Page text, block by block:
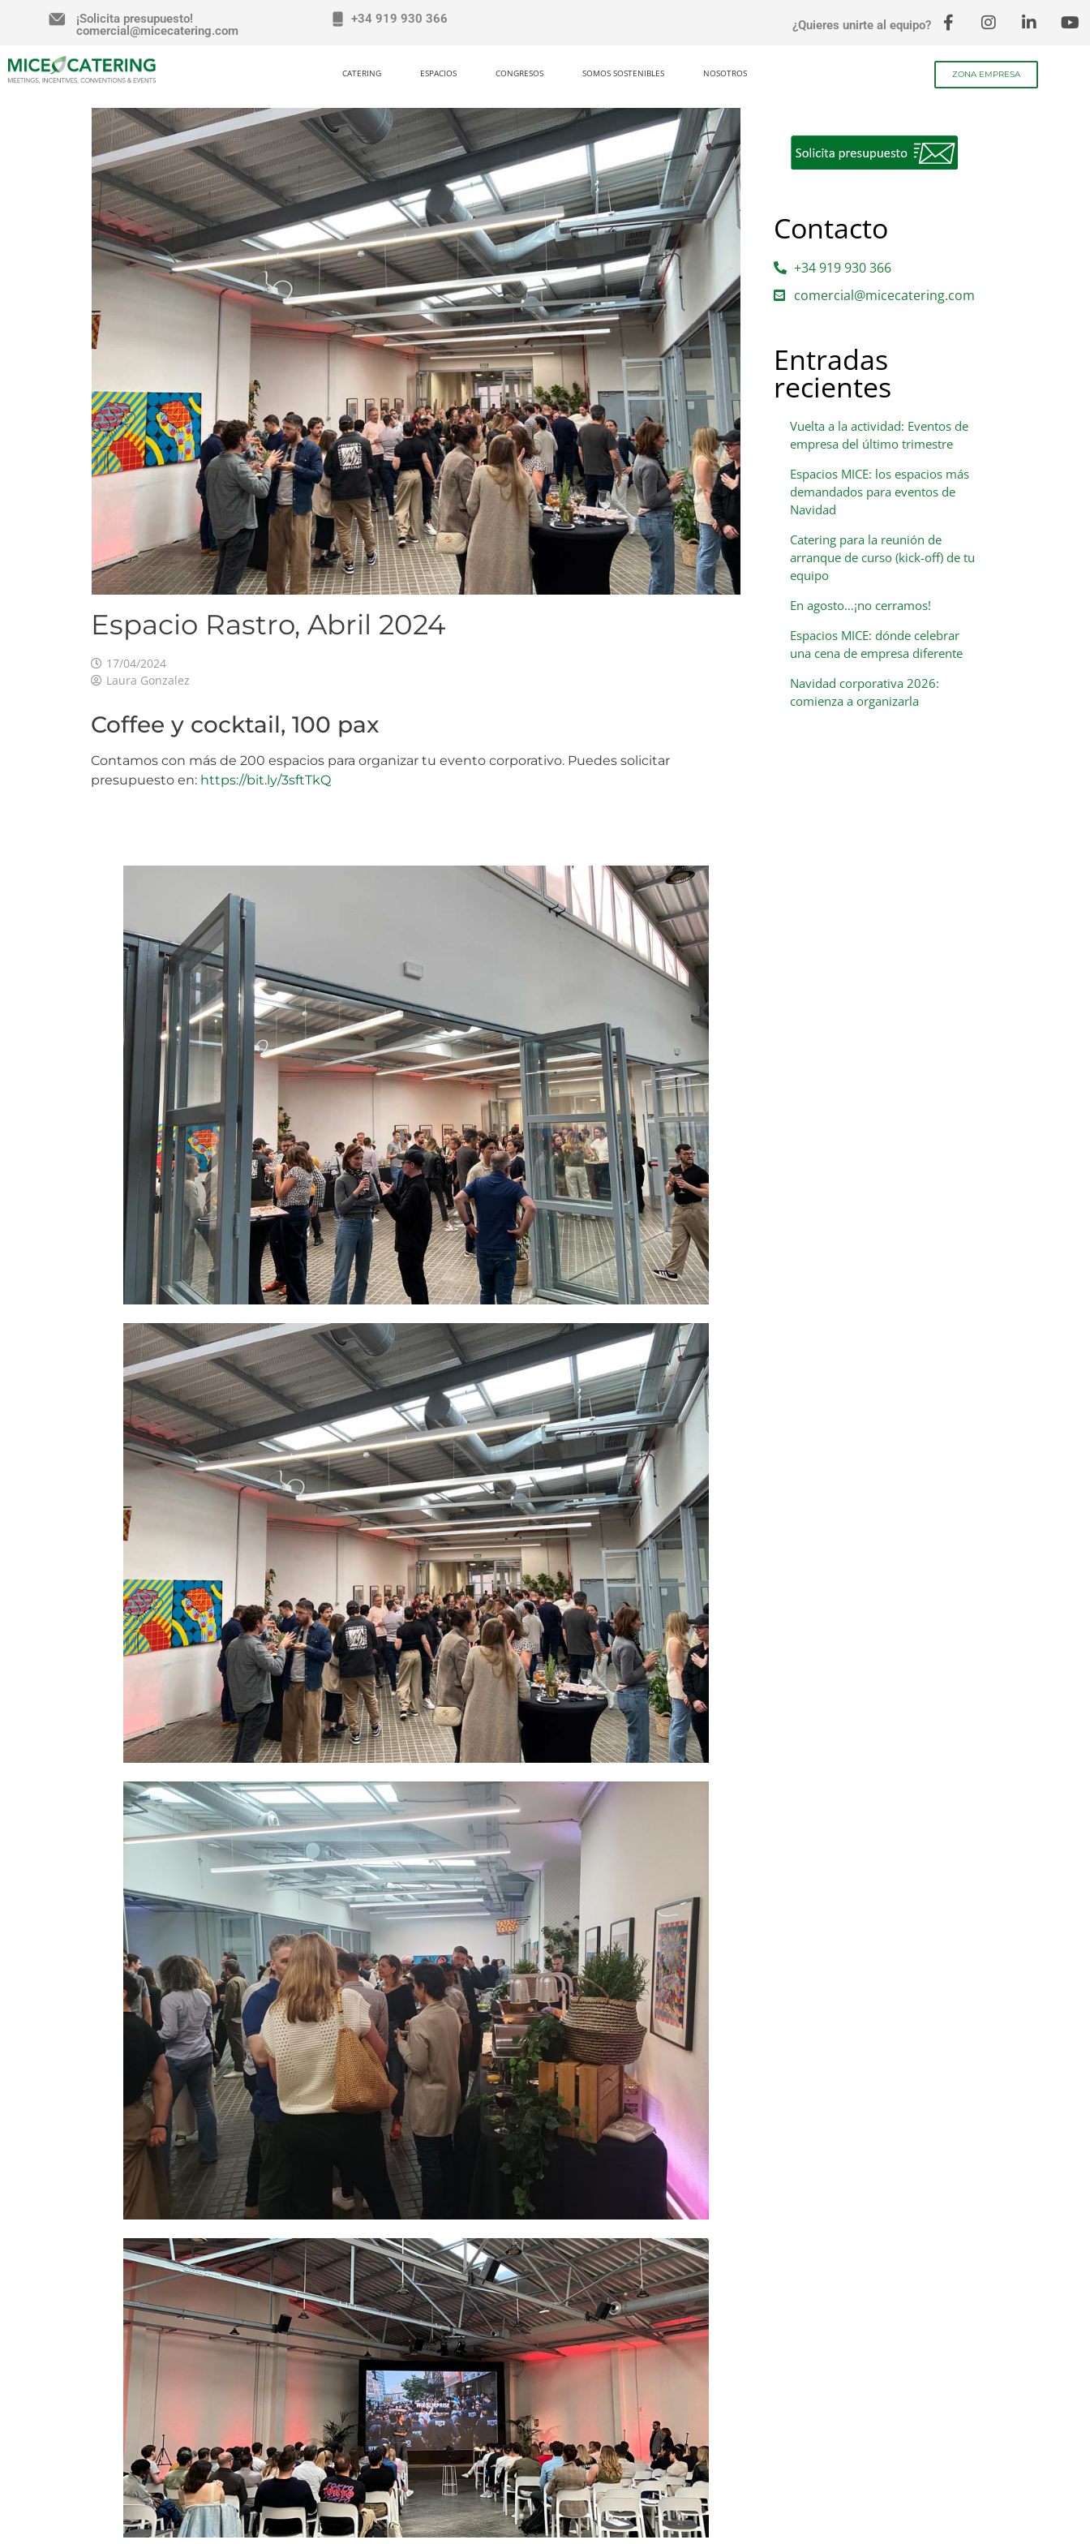
¡Solicita presupuesto!
comercial@micecatering.com
+34 919 930 366 ¿Quieres unirte al equipo?
CATERING ESPACIOS CONGRESOS SOMOS SOSTENIBLES NOSOTROS ZONA EMPRESA
Espacio Rastro, Abril 2024
17/04/2024
Laura Gonzalez
Coffee y cocktail, 100 pax
Contamos con más de 200 espacios para organizar tu evento corporativo. Puedes solicitar
presupuesto en: https://bit.ly/3sftTkQ
Contacto
+34 919 930 366
comercial@micecatering.com
Entradas
recientes
Vuelta a la actividad: Eventos de
empresa del último trimestre
Espacios MICE: los espacios más
demandados para eventos de
Navidad
Catering para la reunión de
arranque de curso (kick-off) de tu
equipo
En agosto…¡no cerramos!
Espacios MICE: dónde celebrar
una cena de empresa diferente
Navidad corporativa 2026:
comienza a organizarla